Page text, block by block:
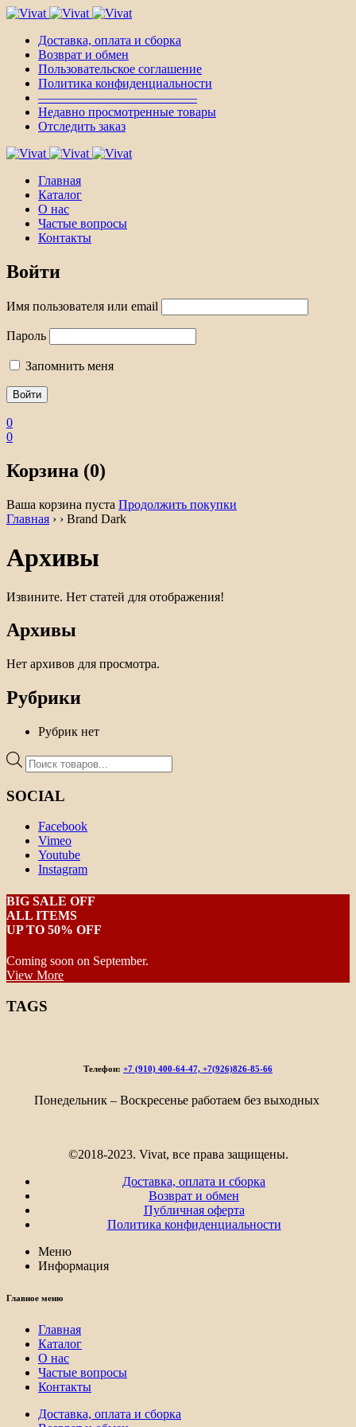
Доставка, оплата и сборка
Возврат и обмен
Пользовательское соглашение
Политика конфиденциальности
————————————–
Недавно просмотренные товары
Отследить заказ
Главная
Каталог
О нас
Частые вопросы
Контакты
Войти
Имя пользователя или email
Пароль
Запомнить меня
0
0
Корзина (0)
Ваша корзина пуста Продолжить покупки
Главная › › Brand Dark
Архивы
Извините. Нет статей для отображения!
Архивы
Нет архивов для просмотра.
Рубрики
Рубрик нет
Поиск
товаров
SOCIAL
Facebook
Vimeo
Youtube
Instagram
BIG SALE OFF
ALL ITEMS
UP TO 50% OFF
Coming soon on September.
View More
TAGS
Телефон: +7 (910) 400-64-47, +7(926)826-85-66
Понедельник – Воскресенье работаем без выходных
©2018-2023. Vivat, все права защищены.
Доставка, оплата и сборка
Возврат и обмен
Публичная оферта
Политика конфиденциальности
Меню
Информация
Главное меню
Главная
Каталог
О нас
Частые вопросы
Контакты
Доставка, оплата и сборка